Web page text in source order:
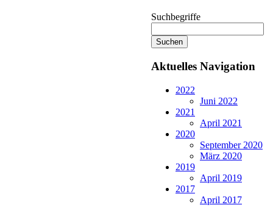
Suchbegriffe
Suchen
Aktuelles Navigation
2022
Juni 2022
2021
April 2021
2020
September 2020
März 2020
2019
April 2019
2017
April 2017